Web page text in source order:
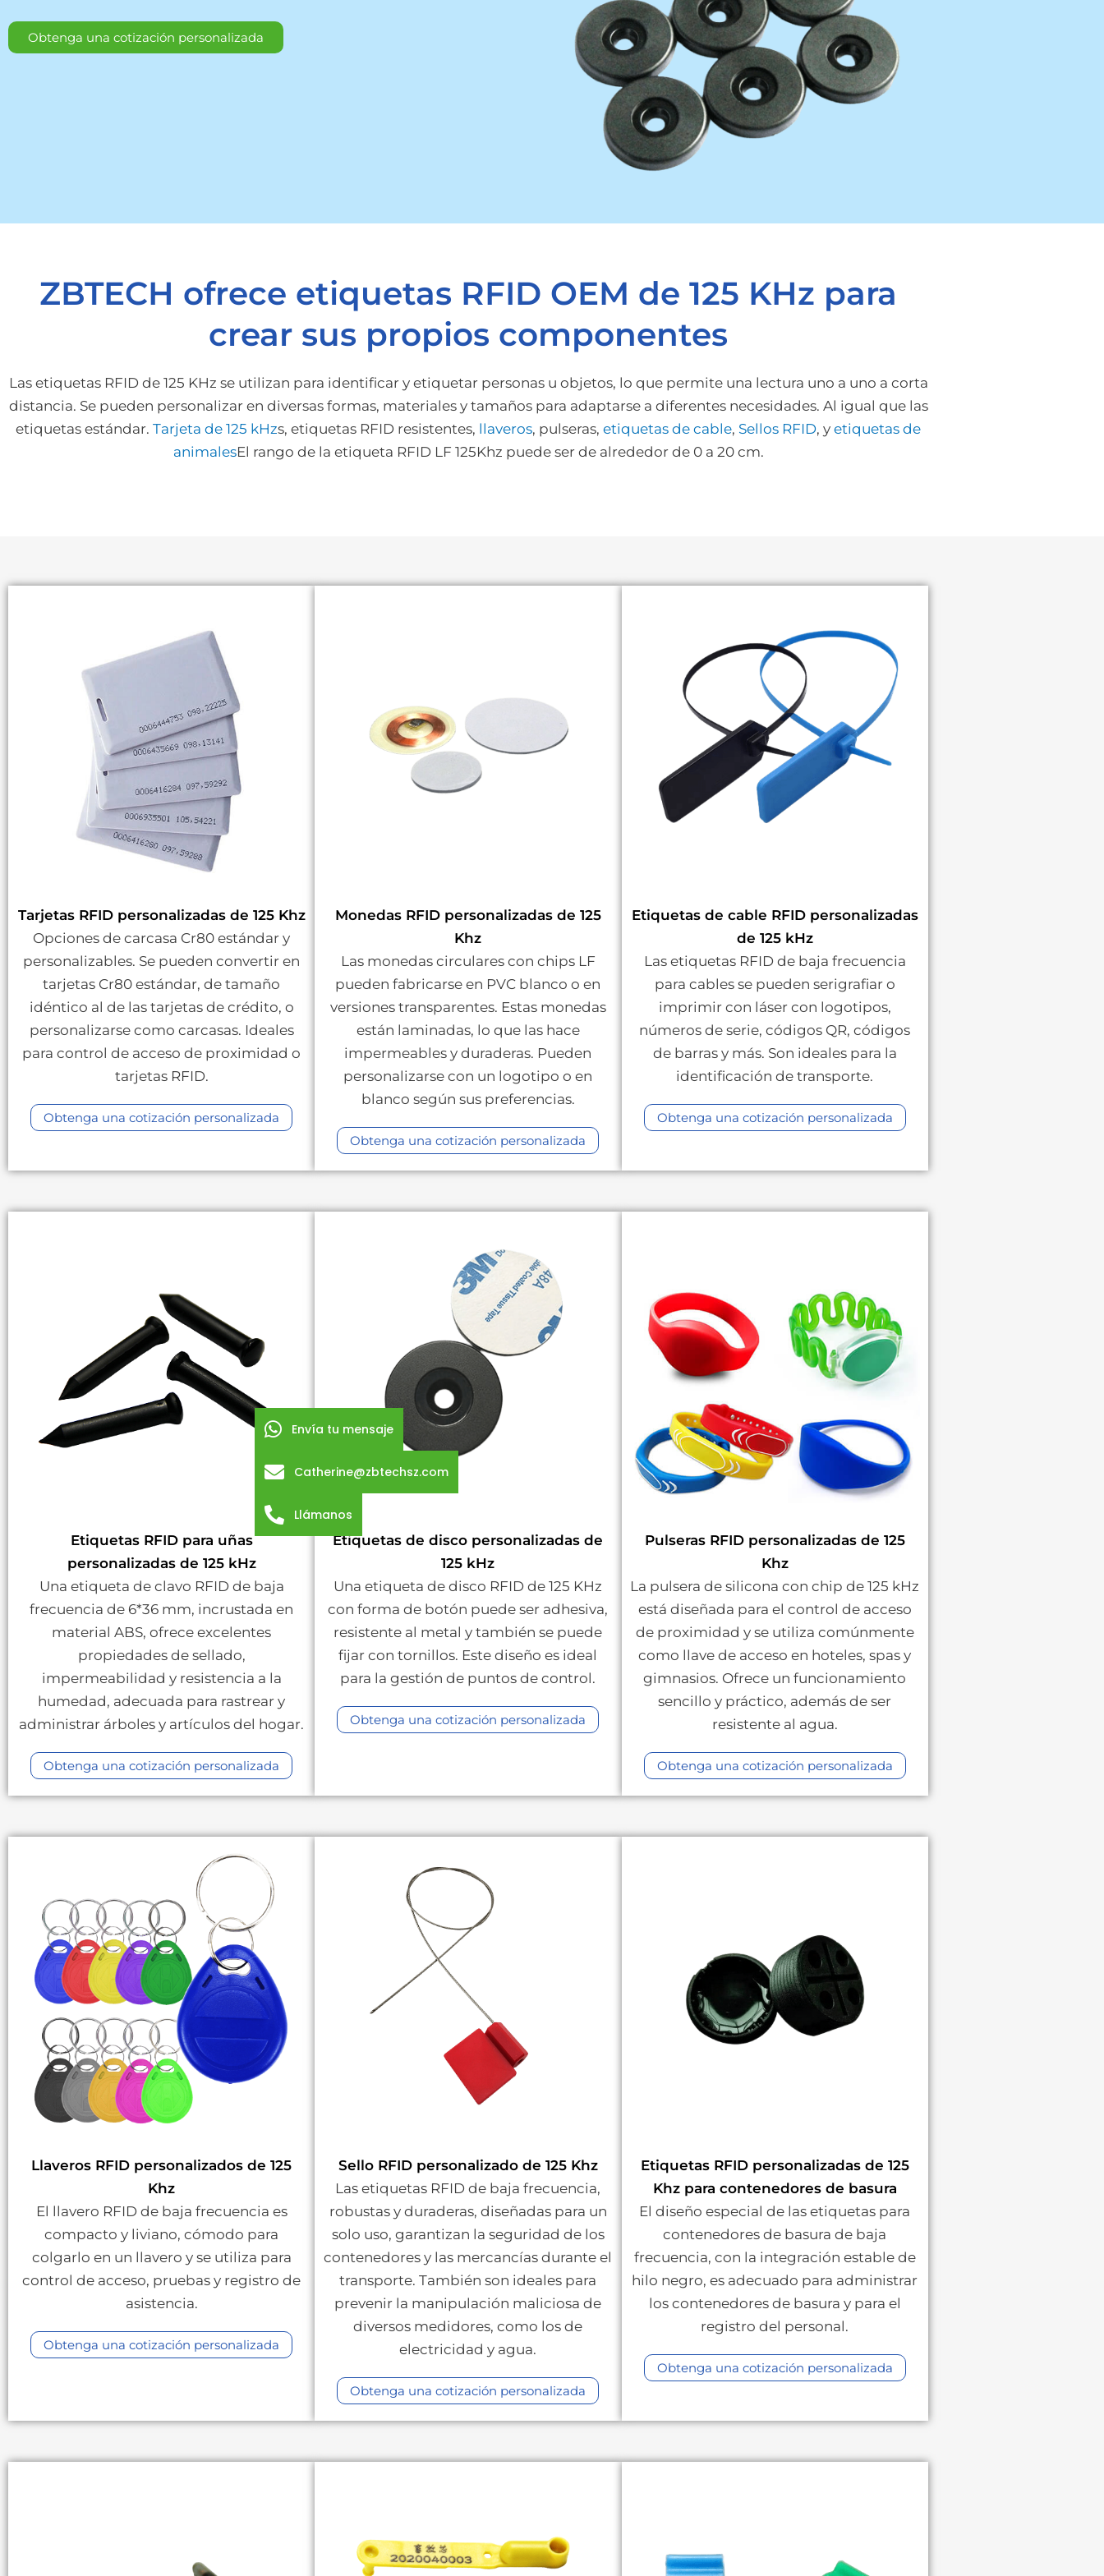
Obtenga una cotización personalizada
ZBTECH ofrece etiquetas RFID OEM de 125 KHz para
crear sus propios componentes
Las etiquetas RFID de 125 KHz se utilizan para identificar y etiquetar personas u objetos, lo que permite una lectura uno a uno a corta
distancia. Se pueden personalizar en diversas formas, materiales y tamaños para adaptarse a diferentes necesidades. Al igual que las
etiquetas estándar. Tarjeta de 125 kHzs, etiquetas RFID resistentes, llaveros, pulseras, etiquetas de cable, Sellos RFID, y etiquetas de
animalesEl rango de la etiqueta RFID LF 125Khz puede ser de alrededor de 0 a 20 cm.
Tarjetas RFID personalizadas de 125 Khz
Opciones de carcasa Cr80 estándar y
personalizables. Se pueden convertir en
tarjetas Cr80 estándar, de tamaño
idéntico al de las tarjetas de crédito, o
personalizarse como carcasas. Ideales
para control de acceso de proximidad o
tarjetas RFID.
Obtenga una cotización personalizada
Monedas RFID personalizadas de 125
Khz
Las monedas circulares con chips LF
pueden fabricarse en PVC blanco o en
versiones transparentes. Estas monedas
están laminadas, lo que las hace
impermeables y duraderas. Pueden
personalizarse con un logotipo o en
blanco según sus preferencias.
Obtenga una cotización personalizada
Etiquetas de cable RFID personalizadas
de 125 kHz
Las etiquetas RFID de baja frecuencia
para cables se pueden serigrafiar o
imprimir con láser con logotipos,
números de serie, códigos QR, códigos
de barras y más. Son ideales para la
identificación de transporte.
Obtenga una cotización personalizada
Etiquetas RFID para uñas
personalizadas de 125 kHz
Una etiqueta de clavo RFID de baja
frecuencia de 6*36 mm, incrustada en
material ABS, ofrece excelentes
propiedades de sellado,
impermeabilidad y resistencia a la
humedad, adecuada para rastrear y
administrar árboles y artículos del hogar.
Obtenga una cotización personalizada
Etiquetas de disco personalizadas de
125 kHz
Una etiqueta de disco RFID de 125 KHz
con forma de botón puede ser adhesiva,
resistente al metal y también se puede
fijar con tornillos. Este diseño es ideal
para la gestión de puntos de control.
Obtenga una cotización personalizada
Pulseras RFID personalizadas de 125
Khz
La pulsera de silicona con chip de 125 kHz
está diseñada para el control de acceso
de proximidad y se utiliza comúnmente
como llave de acceso en hoteles, spas y
gimnasios. Ofrece un funcionamiento
sencillo y práctico, además de ser
resistente al agua.
Obtenga una cotización personalizada
Llaveros RFID personalizados de 125
Khz
El llavero RFID de baja frecuencia es
compacto y liviano, cómodo para
colgarlo en un llavero y se utiliza para
control de acceso, pruebas y registro de
asistencia.
Obtenga una cotización personalizada
Sello RFID personalizado de 125 Khz
Las etiquetas RFID de baja frecuencia,
robustas y duraderas, diseñadas para un
solo uso, garantizan la seguridad de los
contenedores y las mercancías durante el
transporte. También son ideales para
prevenir la manipulación maliciosa de
diversos medidores, como los de
electricidad y agua.
Obtenga una cotización personalizada
Etiquetas RFID personalizadas de 125
Khz para contenedores de basura
El diseño especial de las etiquetas para
contenedores de basura de baja
frecuencia, con la integración estable de
hilo negro, es adecuado para administrar
los contenedores de basura y para el
registro del personal.
Obtenga una cotización personalizada
Envía tu mensaje
Catherine@zbtechsz.com
Llámanos